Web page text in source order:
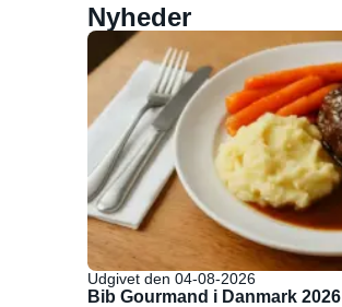
Nyheder
Udgivet den 04-08-2026
Bib Gourmand i Danmark 2026